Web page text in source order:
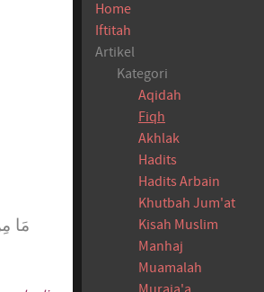
مَا
Home
Iftitah
Artikel
Kategori
Aqidah
Fiqh
Akhlak
Hadits
Hadits Arbain
Khutbah Jum'at
Kisah Muslim
Manhaj
Muamalah